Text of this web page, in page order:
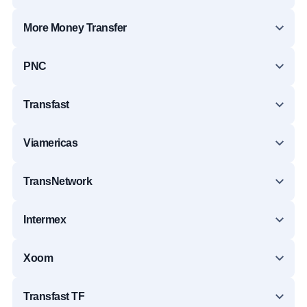
More Money Transfer
PNC
Transfast
Viamericas
TransNetwork
Intermex
Xoom
Transfast TF